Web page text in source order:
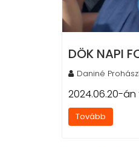
DÖK NAPI
Daniné
2024.06.20-
Tovább